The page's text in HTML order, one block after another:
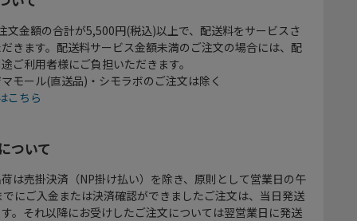
文金額の合計が5,500円(税込)以上で、配送料をサービスさ
きます。配送料サービス金額未満のご注文の場合には、配
ご利用者様にご負担いただきます。
モール(直送品)・シモラボのご注文は除く
こちら
ついて
は売掛決済（NP掛け払い）を除き、原則として営業日の午
にご入金または決済確認ができましたご注文は、当日発送
。それ以降にお受けしたご注文については翌営業日に発送